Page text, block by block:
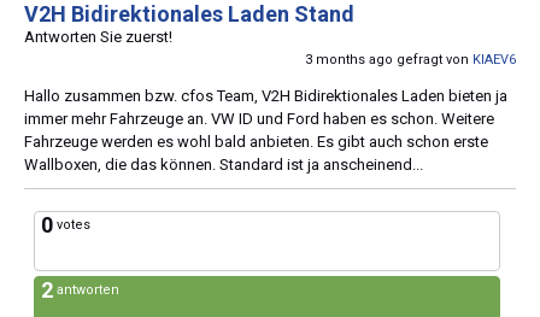
V2H Bidirektionales Laden Stand
Antworten Sie zuerst!
3 months ago gefragt von KIAEV6
Hallo zusammen bzw. cfos Team, V2H Bidirektionales Laden bieten ja
immer mehr Fahrzeuge an. VW ID und Ford haben es schon. Weitere
Fahrzeuge werden es wohl bald anbieten. Es gibt auch schon erste
Wallboxen, die das können. Standard ist ja anscheinend...
0 votes
2 antworten